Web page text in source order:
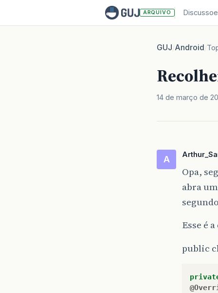
ARQUIVO
GUJ/Android/
14 de março de
A
Opa,
abra
Esse é
public